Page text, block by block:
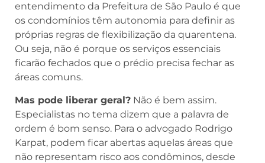
entendimento da Prefeitura de São Paulo é que
os condomínios têm autonomia para definir as
próprias regras de flexibilização da quarentena.
Ou seja, não é porque os serviços essenciais
ficarão fechados que o prédio precisa fechar as
áreas comuns.
Mas pode liberar geral? Não é bem assim.
Especialistas no tema dizem que a palavra de
ordem é bom senso. Para o advogado Rodrigo
Karpat, podem ficar abertas aquelas áreas que
não representam risco aos condôminos, desde